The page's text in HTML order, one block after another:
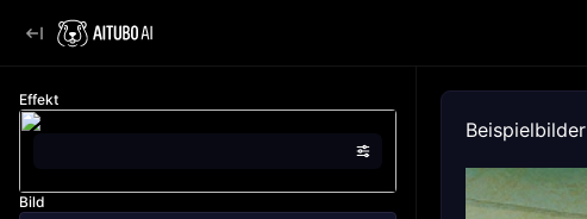
Effekt
Bild
Beispielbilder